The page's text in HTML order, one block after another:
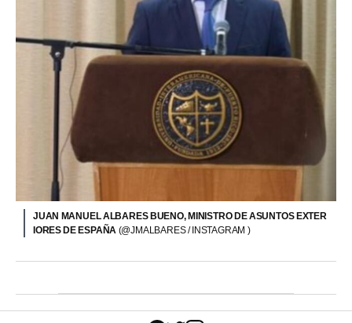
JUAN MANUEL ALBARES BUENO, MINISTRO DE ASUNTOS EXTER
IORES DE ESPAÑA (@JMALBARES / INSTAGRAM )